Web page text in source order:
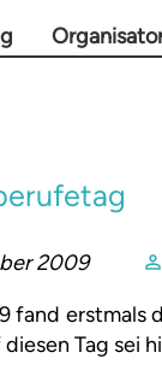
2009
fand erstmals
diesen Tag sei